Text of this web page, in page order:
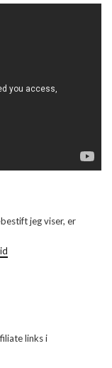
jeg viser, er
links i